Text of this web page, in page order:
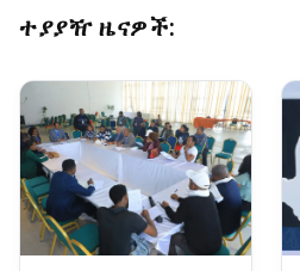
ተያያዥ ዜናዎች: